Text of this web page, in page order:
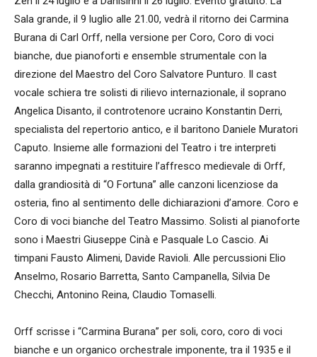
Sala grande, il 9 luglio alle 21.00, vedrà il ritorno dei Carmina
Burana di Carl Orff, nella versione per Coro, Coro di voci
bianche, due pianoforti e ensemble strumentale con la
direzione del Maestro del Coro Salvatore Punturo. Il cast
vocale schiera tre solisti di rilievo internazionale, il soprano
Angelica Disanto, il controtenore ucraino Konstantin Derri,
specialista del repertorio antico, e il baritono Daniele Muratori
Caputo. Insieme alle formazioni del Teatro i tre interpreti
saranno impegnati a restituire l’affresco medievale di Orff,
dalla grandiosità di “O Fortuna” alle canzoni licenziose da
osteria, fino al sentimento delle dichiarazioni d’amore. Coro e
Coro di voci bianche del Teatro Massimo. Solisti al pianoforte
sono i Maestri Giuseppe Cinà e Pasquale Lo Cascio. Ai
timpani Fausto Alimeni, Davide Ravioli. Alle percussioni Elio
Anselmo, Rosario Barretta, Santo Campanella, Silvia De
Checchi, Antonino Reina, Claudio Tomaselli.
Orff scrisse i “Carmina Burana” per soli, coro, coro di voci
bianche e un organico orchestrale imponente, tra il 1935 e il